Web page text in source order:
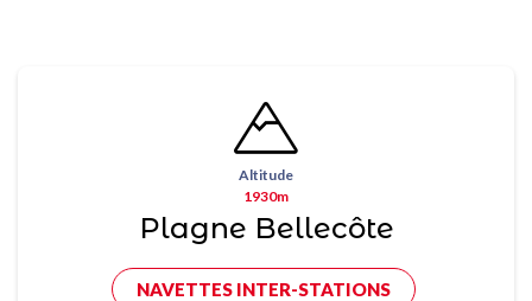
Altitude
1930m
Plagne Bellecôte
NAVETTES INTER-STATIONS